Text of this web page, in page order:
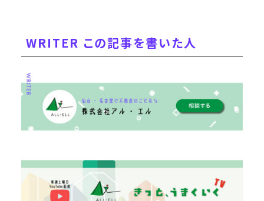
WRITER この記事を書いた人